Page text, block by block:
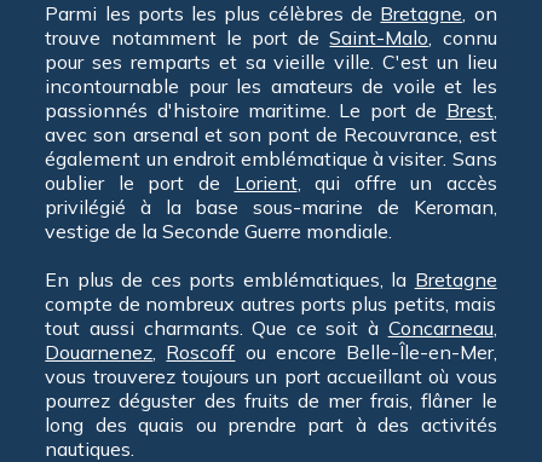
Parmi les ports les plus célèbres de Bretagne, on
trouve notamment le port deSaint-Malo, connu
pour ses remparts et sa vieille ville. C'est un lieu
incontournable pour les amateurs de voile et les
passionnés d'histoire maritime. Le port de Brest,
avec son arsenal et son pont de Recouvrance, est
également un endroit emblématique à visiter. Sans
oublier le port de Lorient, qui offre un accès
privilégié à la base sous-marine de Keroman,
vestige de la Seconde Guerre mondiale.
En plus de ces ports emblématiques, la Bretagne
compte de nombreux autres ports plus petits, mais
tout aussi charmants. Que ce soit à Concarneau,
Douarnenez, Roscoff ou encore Belle-Île-en-Mer,
vous trouverez toujours un port accueillant où vous
pourrez déguster des fruits de mer frais, flâner le
long des quais ou prendre part à des activités
nautiques.